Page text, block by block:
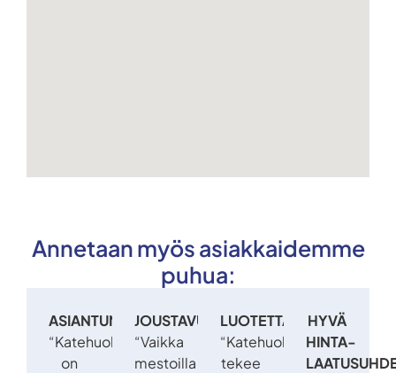
Annetaan myös asiakkaidemme
puhua:
ASIANTUNTIJUUS:
“Katehuolto
on
JOUSTAVUUS:
“Vaikka
mestoilla
LUOTETTAVUUS:
“Katehuolto
tekee
HYVÄ
HINTA-